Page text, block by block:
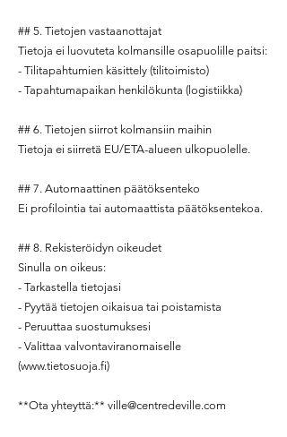
## 5. Tietojen vastaanottajat
Tietoja ei luovuteta kolmansille osapuolille paitsi:
- Tilitapahtumien käsittely (tilitoimisto)
- Tapahtumapaikan henkilökunta (logistiikka)
## 6. Tietojen siirrot kolmansiin maihin
Tietoja ei siirretä EU/ETA-alueen ulkopuolelle.
## 7. Automaattinen päätöksenteko
Ei profilointia tai automaattista päätöksentekoa.
## 8. Rekisteröidyn oikeudet
Sinulla on oikeus:
- Tarkastella tietojasi
- Pyytää tietojen oikaisua tai poistamista
- Peruuttaa suostumuksesi
- Valittaa valvontaviranomaiselle
(www.tietosuoja.fi)
**Ota yhteyttä:** ville@centredeville.com